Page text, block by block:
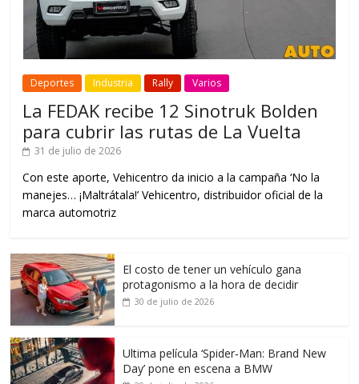
Deportes Industria Rally Varios
La FEDAK recibe 12 Sinotruk Bolden
para cubrir las rutas de La Vuelta
31 de julio de 2026
Con este aporte, Vehicentro da inicio a la campaña ‘No la
manejes… ¡Maltrátala!’ Vehicentro, distribuidor oficial de la
marca automotriz
El costo de tener un vehículo gana
protagonismo a la hora de decidir
30 de julio de 2026
Ultima película ‘Spider‑Man: Brand New
Day’ pone en escena a BMW